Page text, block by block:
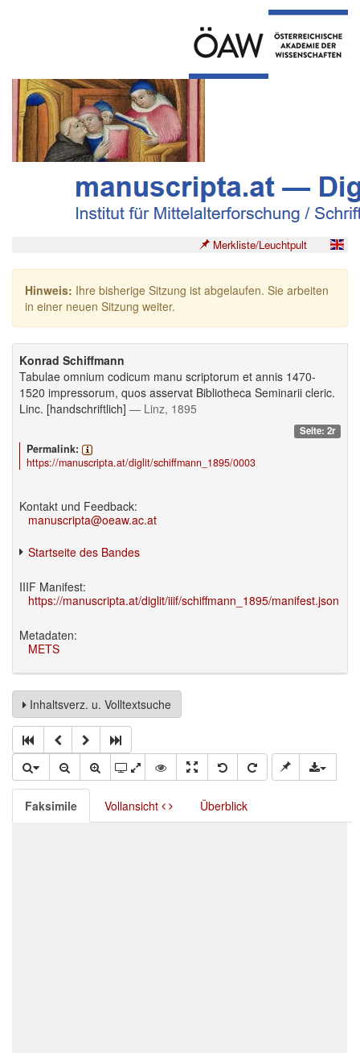
Merkliste/Leuchtpult
Hinweis: Ihre bisherige Sitzung ist abgelaufen. Sie arbeiten
in einer neuen Sitzung weiter.
Konrad Schiffmann
Tabulae omnium codicum manu scriptorum et annis 1470-
1520 impressorum, quos asservat Bibliotheca Seminarii cleric.
Linc. [handschriftlich] — Linz, 1895
Seite: 2r
Permalink:
https://manuscripta.at/diglit/schiffmann_1895/0003
Kontakt und Feedback:
manuscripta@oeaw.ac.at
Startseite des Bandes
IIIF Manifest:
https://manuscripta.at/diglit/iiif/schiffmann_1895/manifest.json
Metadaten:
METS
Inhaltsverz. u. Volltextsuche
Faksimile Vollansicht Überblick